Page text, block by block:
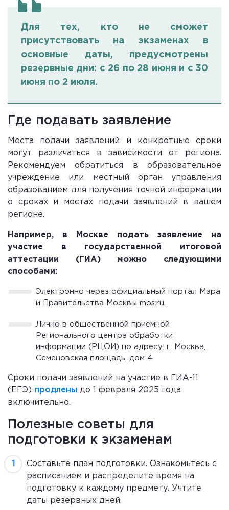
Для тех, кто не сможет
присутствовать на экзаменах в
основные даты, предусмотрены
резервные дни: с 26 по 28 июня и с 30
июня по 2 июля.
Где подавать заявление
Места подачи заявлений и конкретные сроки
могут различаться в зависимости от региона.
Рекомендуем обратиться в образовательное
учреждение или местный орган управления
образованием для получения точной информации
о сроках и местах подачи заявлений в вашем
регионе.
Например, в Москве подать заявление на
участие в государственной итоговой
аттестации (ГИА) можно следующими
способами:
Электронно через официальный портал Мэра
и Правительства Москвы mos.ru.
Лично в общественной приемной
Регионального центра обработки
информации (РЦОИ) по адресу: г. Москва,
Семеновская площадь, дом 4
Сроки подачи заявлений на участие в ГИА-11
(ЕГЭ) продлены до 1 февраля 2025 года
включительно.
Полезные советы для
подготовки к экзаменам
Составьте план подготовки. Ознакомьтесь с
расписанием и распределите время на
подготовку к каждому предмету. Учтите
даты резервных дней.